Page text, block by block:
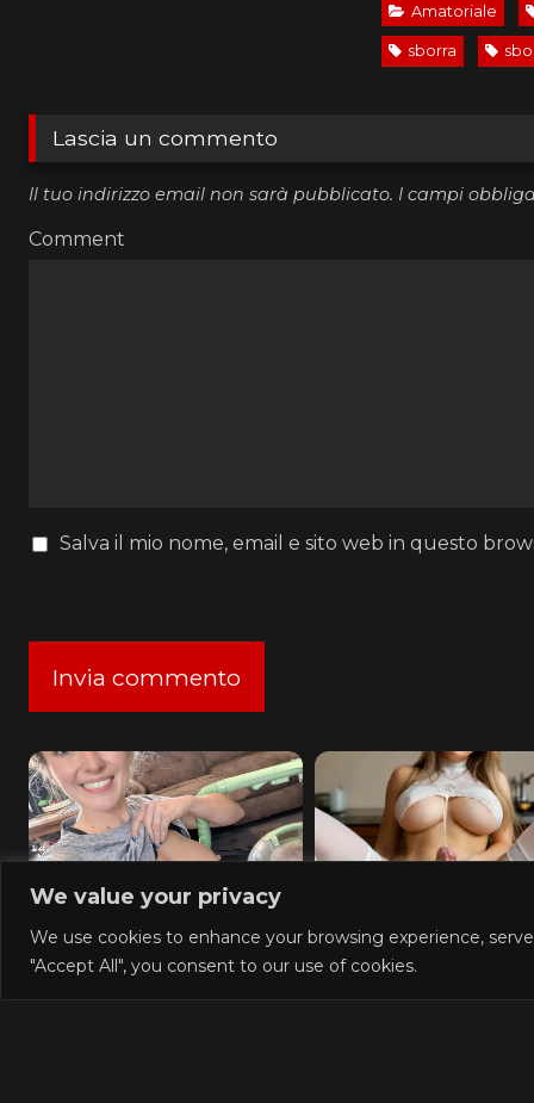
We value your privacy
We use cookies to enhance your browsing experience,
"Accept All", you consent to our use of cookies.
Amatoriale
sborra
Lascia un commento
Il tuo indirizzo email non sarà pubblicato. I campi
Comment
Salva il mio nome, email e sito web in questo
Columbus Wet Sluts
Blow Job or
Deepthroat or